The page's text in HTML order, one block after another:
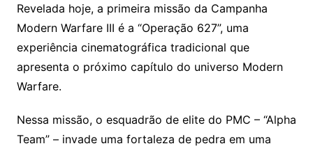
Revelada hoje, a primeira missão da Campanha
Modern Warfare III é a “Operação 627”, uma
experiência cinematográfica tradicional que
apresenta o próximo capítulo do universo Modern
Warfare.
Nessa missão, o esquadrão de elite do PMC – “Alpha
Team” – invade uma fortaleza de pedra em uma